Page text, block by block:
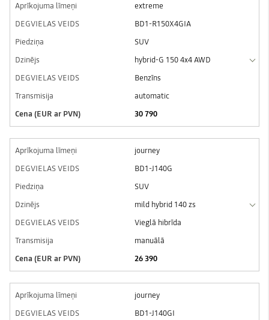
extreme
BD1-R150X4GIA
SUV
hybrid-G 150 4x4 AWD
Benzīns
automatic
30 790
journey
BD1-J140G
SUV
mild hybrid 140 zs
Vieglā hibrīda
manuālā
26 390
journey
BD1-J140GI